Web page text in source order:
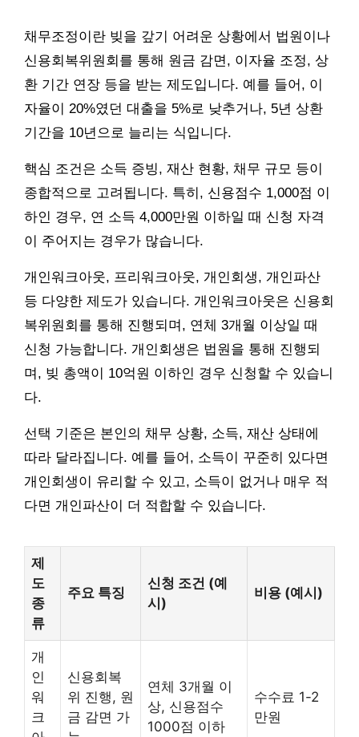
채무조정이란 빚을 갚기 어려운 상황에서 법원이나
신용회복위원회를 통해 원금 감면, 이자율 조정, 상
환 기간 연장 등을 받는 제도입니다. 예를 들어, 이
자율이 20%였던 대출을 5%로 낮추거나, 5년 상환
기간을 10년으로 늘리는 식입니다.
핵심 조건은 소득 증빙, 재산 현황, 채무 규모 등이
종합적으로 고려됩니다. 특히, 신용점수 1,000점 이
하인 경우, 연 소득 4,000만원 이하일 때 신청 자격
이 주어지는 경우가 많습니다.
개인워크아웃, 프리워크아웃, 개인회생, 개인파산
등 다양한 제도가 있습니다. 개인워크아웃은 신용회
복위원회를 통해 진행되며, 연체 3개월 이상일 때
신청 가능합니다. 개인회생은 법원을 통해 진행되
며, 빚 총액이 10억원 이하인 경우 신청할 수 있습니
다.
선택 기준은 본인의 채무 상황, 소득, 재산 상태에
따라 달라집니다. 예를 들어, 소득이 꾸준히 있다면
개인회생이 유리할 수 있고, 소득이 없거나 매우 적
다면 개인파산이 더 적합할 수 있습니다.
제
도
종
류
주요 특징
신청 조건 (예
시)
비용 (예시)
개
인
워
크
신용회복
위 진행, 원
금 감면 가
연체 3개월 이
상, 신용점수
1000점 이하
수수료 1-2
만원